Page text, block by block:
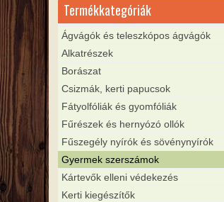
Termékkategóriák
Ágvágók és teleszkópos ágvágók
Alkatrészek
Borászat
Csizmák, kerti papucsok
Fátyolfóliák és gyomfóliák
Fűrészek és hernyózó ollók
Fűszegély nyírók és sövénynyírók
Gyermek szerszámok
Kártevők elleni védekezés
Kerti kiegészítők